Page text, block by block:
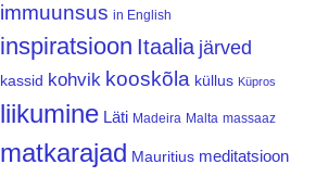
immuunsus in English
inspiratsioon Itaalia järved
kassid kohvik kooskõla küllus Küpros
liikumine Läti Madeira Malta massaaz
matkarajad Mauritius meditatsioon